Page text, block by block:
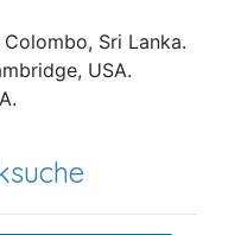
Sri Lanka.
USA.